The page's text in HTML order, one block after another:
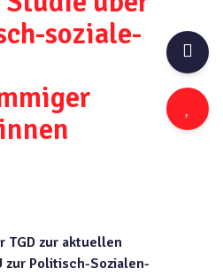
soziale-
TGD zur aktuellen
zur Politisch-Sozialen-